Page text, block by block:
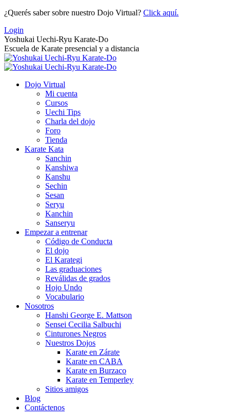
Saltar
contenido
¿Querés saber sobre nuestro Dojo Virtual? Click aquí.
Login
Yoshukai Uechi-Ryu Karate-Do
Escuela de Karate presencial y a distancia
Dojo Virtual
Mi cuenta
Cursos
Uechi Tips
Charla del dojo
Foro
Tienda
Karate Kata
Sanchin
Kanshiwa
Kanshu
Sechin
Sesan
Seryu
Kanchin
Sanseryu
Empezar a entrenar
Código de Conducta
El dojo
El Karategi
Las graduaciones
Reválidas de grados
Hojo Undo
Vocabulario
Nosotros
Hanshi George E. Mattson
Sensei Cecilia Salbuchi
Cinturones Negros
Nuestros Dojos
Karate en Zárate
Karate en CABA
Karate en Burzaco
Karate en Temperley
Sitios amigos
Blog
Contáctenos